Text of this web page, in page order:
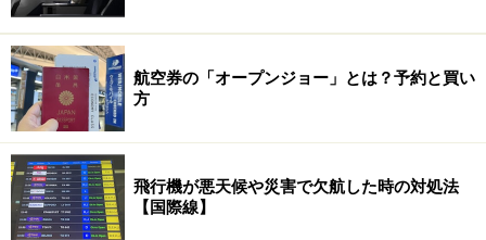
3．スーツケース
スーツケースはどう選ぶ？
まず、海外旅行で欠かせないのがスーツケースです。近
ごろは、良質なソフトタイプのものが出回り、軽さや許
航空券の「オープンジョー」とは？予約と買い
方
飛行機が悪天候や災害で欠航した時の対処法
【国際線】